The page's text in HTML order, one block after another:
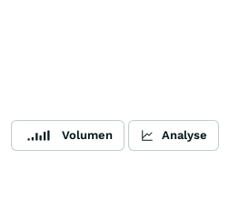
Volumen Analyse